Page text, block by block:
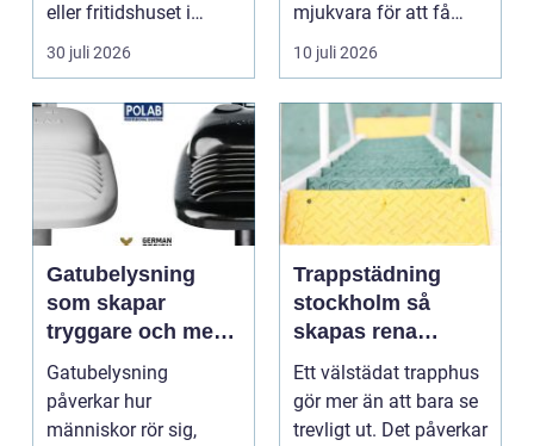
eller fritidshuset i
Enkö...
30 juli 2026
mjukvara för att få
bättre respons, mer k...
10 juli 2026
Gatubelysning
som skapar
tryggare och mer
hållbara miljöer
Gatubelysning
påverkar hur
människor rör sig,
Trappstädning
stockholm så
skapas rena
trapphus som
håller över tid
Ett välstädat trapphus
gör mer än att bara se
trevligt ut. Det påverkar